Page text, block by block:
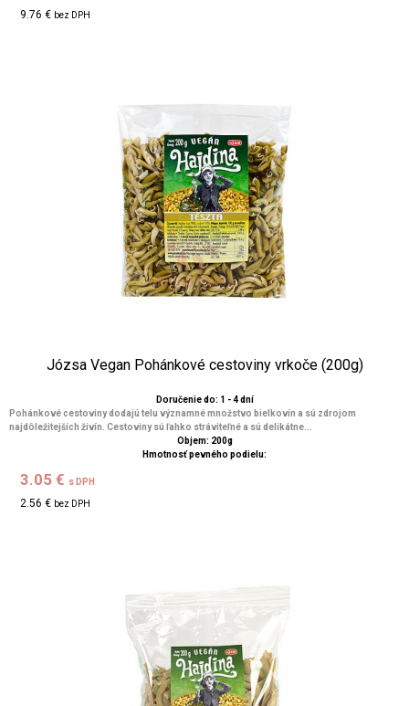
9.76 € bez DPH
Józsa Vegan Pohánkové cestoviny vrkoče (200g)
Doručenie do: 1 - 4 dní
Pohánkové cestoviny dodajú telu významné množstvo bielkovín a sú zdrojom
najdôležitejších živín. Cestoviny sú ľahko stráviteľné a sú delikátne...
Objem: 200g
Hmotnosť pevného podielu:
3.05 € s DPH
2.56 € bez DPH